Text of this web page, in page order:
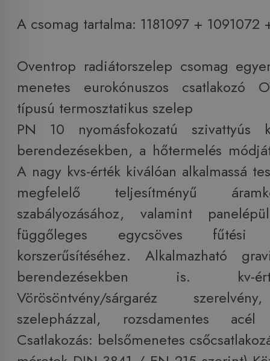
A csomag tartalma: 1181097 + 1091072
Oventrop radiátorszelep csomag
menetes eurokónuszos csatlakozó
típusú termosztatikus szelep
PN 10 nyomásfokozatú szivattyús
berendezésekben, a hőtermelés
A nagy kvs-érték kiválóan alkalmassá
megfelelő teljesítményű
szabályozásához, valamint
függőleges egycsöves fűtési
korszerűsítéséhez. Alkalmazható
berendezésekben is. kv-
Vörösöntvény/sárgaréz
szelepházzal, rozsdamentes acél
Csatlakozás: belsőmenetes